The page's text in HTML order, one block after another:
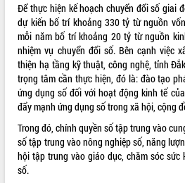
Để thực hiện kế hoạch chuyển đổi số giai
dự kiến bố trí khoảng 330 tỷ từ nguồn
mỗi năm bố trí khoảng 20 tỷ từ nguồn
nhiệm vụ chuyển đổi số. Bên cạnh việc
thiện hạ tầng kỹ thuật, công nghệ, tỉnh
trọng tâm cần thực hiện, đó là: đào tạo
ứng dụng số đối với hoạt động kinh tế
đẩy mạnh ứng dụng số trong xã hội, cộng
Trong đó, chính quyền số tập trung vào
số tập trung vào nông nghiệp số, năng
hội tập trung vào giáo dục, chăm sóc sức
số.